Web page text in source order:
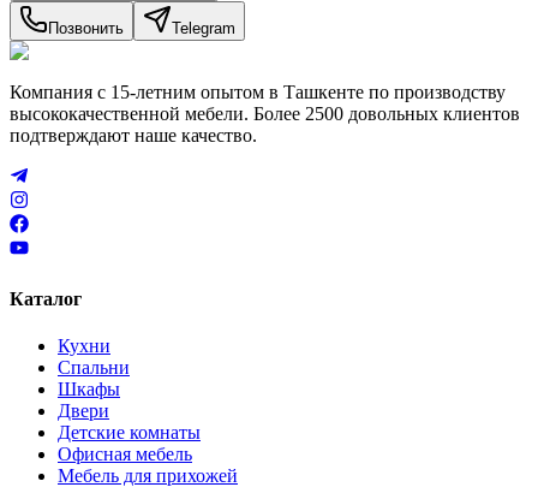
Позвонить Telegram
Компания с 15-летним опытом в Ташкенте по производству
высококачественной мебели. Более 2500 довольных клиентов
подтверждают наше качество.
Каталог
Кухни
Спальни
Шкафы
Двери
Детские комнаты
Офисная мебель
Мебель для прихожей